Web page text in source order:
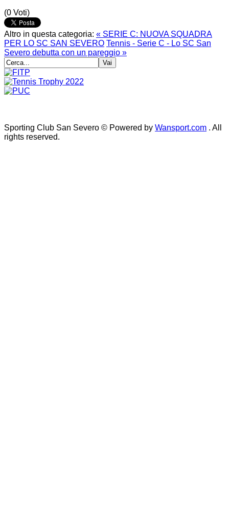
(0 Voti)
Altro in questa categoria: « SERIE C: NUOVA SQUADRA
PER LO SC SAN SEVERO Tennis - Serie C - Lo SC San
Severo debutta con un pareggio »
Sporting Club San Severo © Powered by Wansport.com . All
rights reserved.